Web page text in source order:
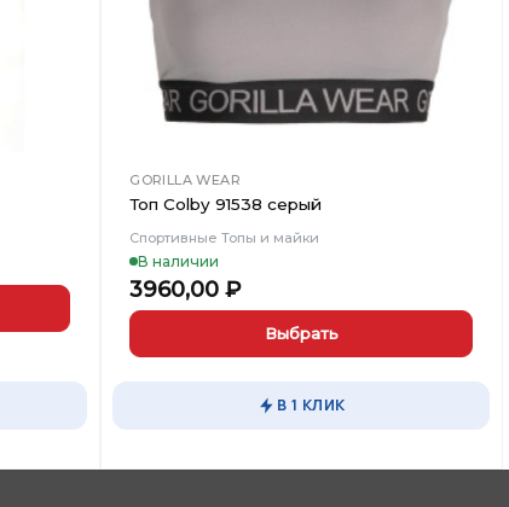
GORILLA WEAR
Топ Colby 91538 серый
Спортивные Топы и майки
В наличии
3960,00₽
Выбрать
вариаций.
В 1 КЛИК